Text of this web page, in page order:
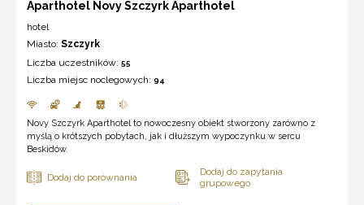
Aparthotel Novy Szczyrk Aparthotel
hotel
Miasto: Szczyrk
Liczba uczestników: 55
Liczba miejsc noclegowych: 94
Novy Szczyrk Aparthotel to nowoczesny obiekt stworzony zarówno z
myślą o krótszych pobytach, jak i dłuższym wypoczynku w sercu
Beskidów.